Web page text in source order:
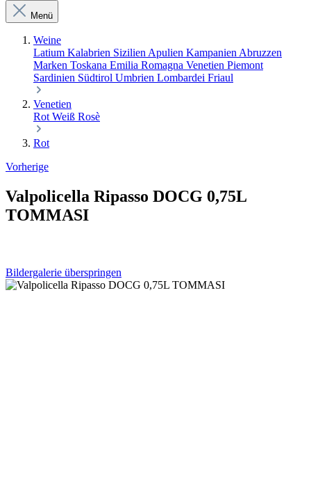
Menü
Weine
Latium Kalabrien Sizilien Apulien Kampanien Abruzzen
Marken Toskana Emilia Romagna Venetien Piemont
Sardinien Südtirol Umbrien Lombardei Friaul
Venetien
Rot Weiß Rosè
Rot
Vorherige
Valpolicella Ripasso DOCG 0,75L
TOMMASI
Bildergalerie überspringen